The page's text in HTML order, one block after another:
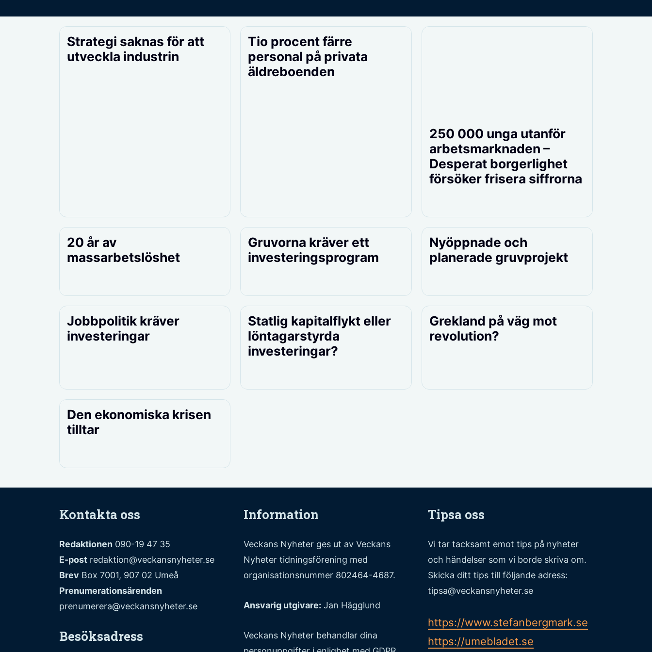
Strategi saknas för att
utveckla industrin
Tio procent färre
personal på privata
äldreboenden
250 000 unga utanför
arbetsmarknaden –
Desperat borgerlighet
försöker frisera siffrorna
20 år av
massarbetslöshet
Gruvorna kräver ett
investeringsprogram
Nyöppnade och
planerade gruvprojekt
Jobbpolitik kräver
investeringar
Statlig kapitalflykt eller
löntagarstyrda
investeringar?
Grekland på väg mot
revolution?
Den ekonomiska krisen
tilltar
Kontakta oss
Redaktionen 090-19 47 35
E-post redaktion@veckansnyheter.se
Brev Box 7001, 907 02 Umeå
Prenumerationsärenden
prenumerera@veckansnyheter.se
Besöksadress
Information
Veckans Nyheter ges ut av Veckans
Nyheter tidningsförening med
organisationsnummer 802464-4687.
Ansvarig utgivare: Jan Hägglund
Veckans Nyheter behandlar dina
Tipsa oss
Vi tar tacksamt emot tips på nyheter
och händelser som vi borde skriva om.
Skicka ditt tips till följande adress:
tipsa@veckansnyheter.se
https://www.stefanbergmark.se
https://umebladet.se